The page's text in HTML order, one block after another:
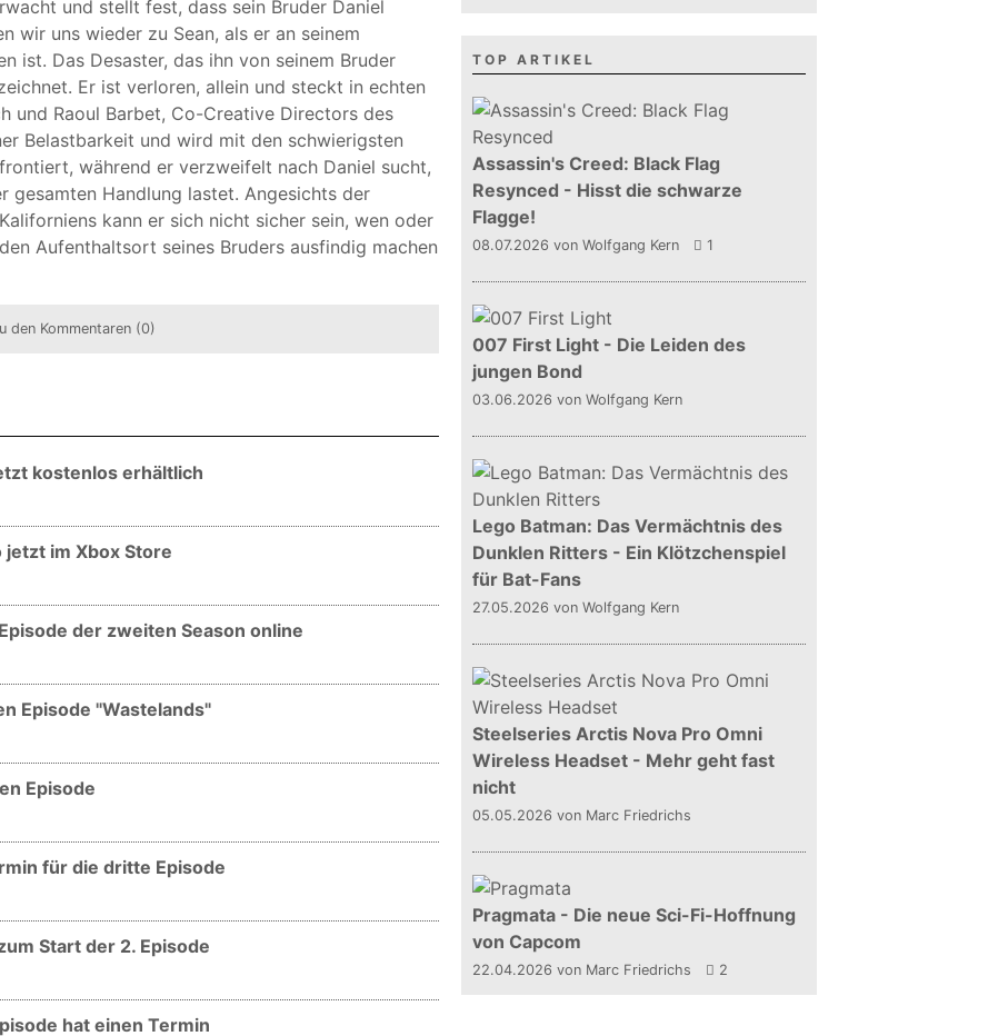
und stellt fest, dass sein Bruder Daniel
wir uns wieder zu Sean, als er an seinem
ist. Das Desaster, das ihn von seinem Bruder
Er ist verloren, allein und steckt in echten
und Raoul Barbet, Co-Creative Directors des
Belastbarkeit und wird mit den schwierigsten
während er verzweifelt nach Daniel sucht,
gesamten Handlung lastet. Angesichts der
kann er sich nicht sicher sein, wen oder
Aufenthaltsort seines Bruders ausfindig machen
den Kommentaren (0)
kostenlos erhältlich
jetzt im Xbox Store
der zweiten Season online
Episode "Wastelands"
Episode
für die dritte Episode
Start der 2. Episode
hat einen Termin
TOP ARTIKEL
Assassin's Creed: Black Flag
Resynced - Hisst die schwarze
Flagge!
08.07.2026 von Wolfgang Kern 1
007 First Light - Die Leiden des
jungen Bond
03.06.2026 von Wolfgang Kern
Lego Batman: Das Vermächtnis des
Dunklen Ritters - Ein Klötzchenspiel
für Bat-Fans
27.05.2026 von Wolfgang Kern
Steelseries Arctis Nova Pro Omni
Wireless Headset - Mehr geht fast
nicht
05.05.2026 von Marc Friedrichs
Pragmata - Die neue Sci-Fi-Hoffnung
von Capcom
22.04.2026 von Marc Friedrichs 2